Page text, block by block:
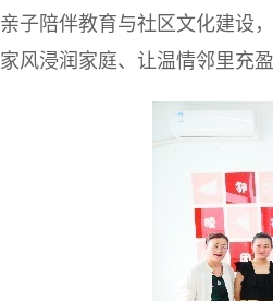
亲子陪伴教育与社区文化建设
家风浸润家庭、让温情邻里充盈